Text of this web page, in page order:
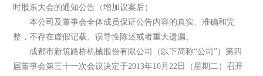
时股东大会的通知公告（增加议案后）
本公司及董事会全体成员保证公告内容的真实、准确和完
整，不存在虚假记载、误导性陈述或者重大遗漏。
成都市新筑路桥机械股份有限公司（以下简称“公司”）第四
届董事会第三十一次会议决定于2013年10月22日（星期二）召开